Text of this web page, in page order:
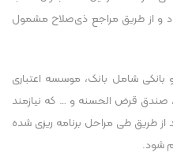
و از طریق مراجع ذی‌صلاح مشمول
شامل بانک، موسسه اعتباری
صندق قرض الحسنه و … که نیازمند
از طریق طی مراحل برنامه ریزی شده
شود.